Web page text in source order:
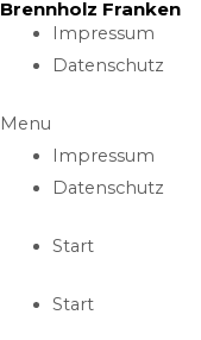
Skip
content
Brennholz Franken
Impressum
Datenschutz
Menu
Impressum
Datenschutz
Start
Start